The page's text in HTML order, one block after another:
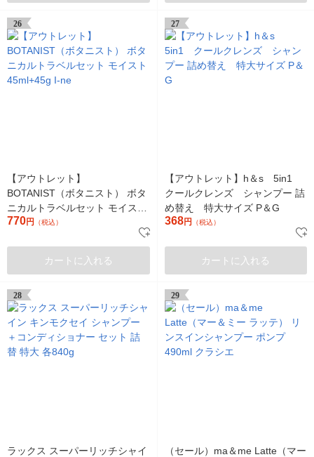
26
【アウトレット】
BOTANIST（ボタニスト） ボタ
ニカルトラベルセット モイスト
45ml+45g I-ne
770円 （税込）
カートに入れる
27
【アウトレット】h＆s 5in1
クールクレンズ シャンプー 詰
め替え 特大サイズ P＆G
368円 （税込）
カートに入れる
28
ラックス スーパーリッチシャイ
29
（セール）ma＆me Latte（マー